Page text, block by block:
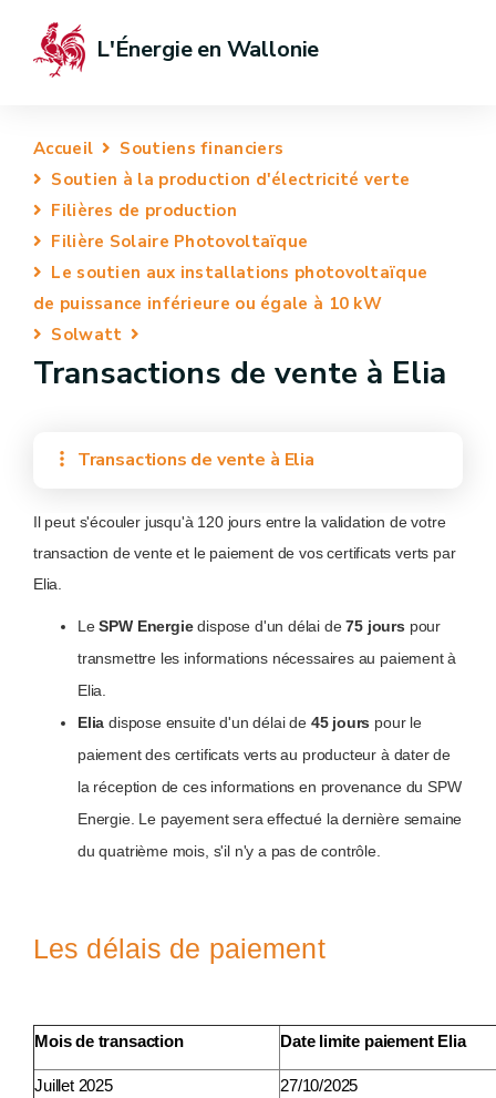
L'Énergie en Wallonie
Accueil
Soutiens financiers
Soutien à la production d'électricité verte
Filières de production
Filière Solaire Photovoltaïque
Le soutien aux installations photovoltaïque
de puissance inférieure ou égale à 10 kW
Solwatt
Transactions de vente à Elia
Transactions de vente à Elia
Il peut s'écouler jusqu'à 120 jours entre la validation de votre
transaction de vente et le paiement de vos certificats verts par
Elia.
LeSPW Energiedispose d'un délai de75 jours pour
transmettre les informations nécessaires au paiement à
Elia.
Eliadispose ensuite d'un délai de 45 jours pour le
paiement des certificats verts au producteur à dater de
la réception de ces informations en provenance du SPW
Energie. Le payement sera effectué la dernière semaine
du quatrième mois, s'il n'y a pas de contrôle.
Les délais de paiement
Mois de transaction Date limite paiement Elia
Juillet 2025 27/10/2025